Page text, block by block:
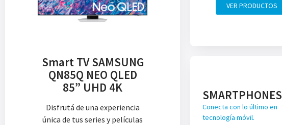
Smart TV SAMSUNG
QN85Q NEO QLED
85” UHD 4K
Disfrutá de una experiencia
única de tus series y películas
VER PRODUCTOS
SMARTPHONES
Conecta con lo último en
tecnología móvil.